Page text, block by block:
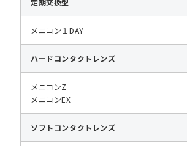
定期交換型
メニコン１DAY
ハード コンタクトレンズ
メニコンZ
メニコンEX
ソフト コンタクトレンズ